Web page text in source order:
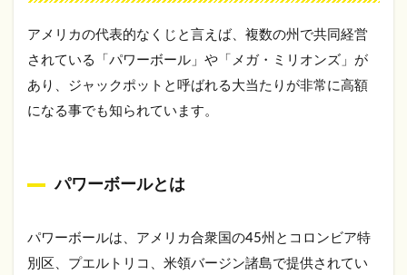
の宝
くじ
は日
本か
える
アメリ
入する
1.2.2
アメリカの代表的なくじと言えば、複数の州で共同経営
されている「パワーボール」や「メガ・ミリオンズ」が
あり、ジャックポットと呼ばれる大当たりが非常に高額
になる事でも知られています。
パワーボールとは
パワーボールは、アメリカ合衆国の45州とコロンビア特
別区、プエルトリコ、米領バージン諸島で提供されてい